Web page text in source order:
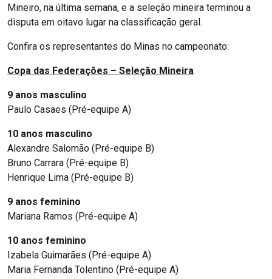
Mineiro, na última semana, e a seleção mineira terminou a
disputa em oitavo lugar na classificação geral.
Confira os representantes do Minas no campeonato:
Copa das Federações – Seleção Mineira
9 anos masculino
Paulo Casaes (Pré-equipe A)
10 anos masculino
Alexandre Salomão (Pré-equipe B)
Bruno Carrara (Pré-equipe B)
Henrique Lima (Pré-equipe B)
9 anos feminino
Mariana Ramos (Pré-equipe A)
10 anos feminino
Izabela Guimarães (Pré-equipe A)
Maria Fernanda Tolentino (Pré-equipe A)